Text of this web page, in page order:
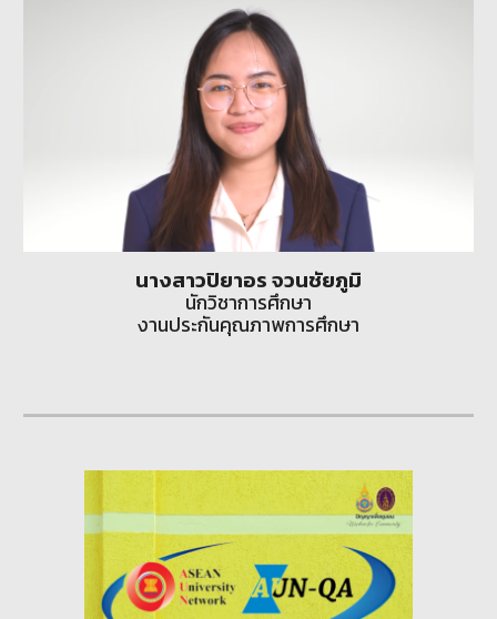
นางสาวปิยาอร จวนชัยภูมิ
นักวิชาการศึกษา
งานประกันคุณภาพการศึกษา